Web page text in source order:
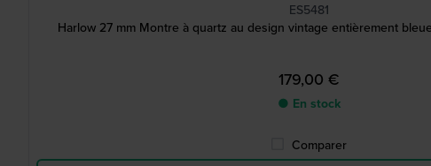
ES5481
Harlow 27 mm Montre à quartz au design vintage entièrement
179,00 €
● En stock
Comparer